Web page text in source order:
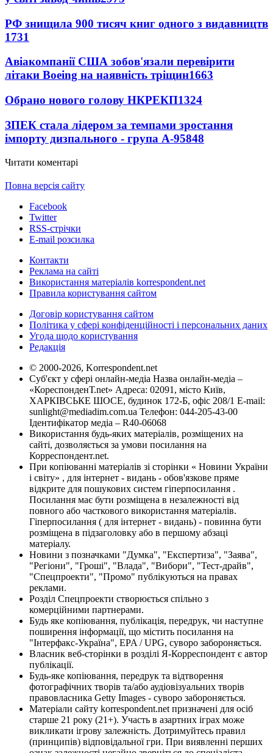
РФ знищила 900 тисяч книг одного з видавництв
1731
Авіакомпанії США зобов'язали перевірити
літаки Boeing на наявність тріщин1663
Обрано нового голову НКРЕКП1324
ЗПЕК стала лідером за темпами зростання
імпорту дизпального - група А-95848
Читати коментарі
Повна версія сайту
Facebook
Twitter
RSS-стрічки
E-mail розсилка
Контакти
Реклама на сайті
Використання матеріалів korrespondent.net
Правила користування сайтом
Договір користування сайтом
Політика у сфері конфіденційності і персональних даних
Угода щодо користування
Редакція
© 2000-2026, Korrespondent.net
Суб'єкт у сфері онлайн-медіа Назва онлайн-медіа –
«КореспонденТ.net» Адреса: 02091, місто Київ,
ХАРКІВСЬКЕ ШОСЕ, будинок 172-Б, офіс 208/1 E-mail:
sunlight@mediadim.com.ua Телефон: 044-205-43-00
Ідентифікатор медіа – R40-06068
Використання будь-яких матеріалів, розміщених на
сайті, дозволяється за умови посилання на
Корреспондент.net.
При копіюванні матеріалів зі сторінки « Новини України
і світу» , для інтернет - видань - обов'язкове пряме
відкрите для пошукових систем гіперпосилання .
Посилання має бути розміщена в незалежності від
повного або часткового використання матеріалів.
Гіперпосилання ( для інтернет - видань) - повинна бути
розміщена в підзаголовку або в першому абзаці
матеріалу.
Новини з позначками "Думка", "Експертиза", "Заява",
"Регіони", "Гроші", "Влада", "Вибори", "Тест-драйв",
"Спецпроекти", "Промо" публікуються на правах
реклами.
Розділ Спецпроекти створюється спільно з
комерційними партнерами.
Будь яке копіювання, публікація, передрук, чи наступне
поширення інформації, що містить посилання на
"Інтерфакс-Україна", EPA / UPG, суворо забороняється.
Власник веб-сторінки в розділі Я-Корреспондент є автор
публікації.
Будь-яке копіювання, передрук та відтворення
фотографічних творів та/або аудіовізуальних творів
правовласника Getty Images - суворо забороняється.
Матеріали сайту korrespondent.net призначені для осіб
старше 21 року (21+). Участь в азартних іграх може
викликати ігрову залежність. Дотримуйтесь правил
(принципів) відповідальної гри. При виявленні перших